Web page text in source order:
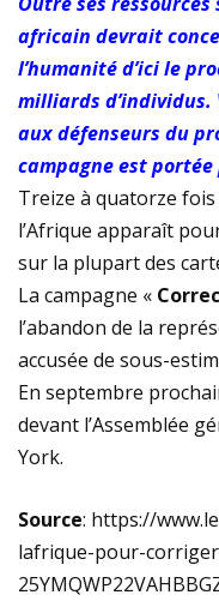
plastiques
Immersion au
FOCACO salue la
le maintien strict
2026
Tournoi de la
rencontre
africain devrait
l’humanité d’ici le
milliards d’individus.
aux défenseurs du
campagne est portée
Treize à quatorze
l’Afrique apparaît
sur la plupart des
La campagne «
l’abandon de la
accusée de sous-
En septembre
devant l’Assemblée
York.
Source: https://
lafrique-pour-